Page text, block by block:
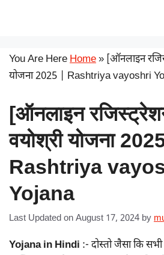
You Are HereHome» [ऑनलाइन
योजना 2025 | Rashtriya vayoshri
[ऑनलाइन
वयोश्री योजना
Rashtriya
Yojana
Last Updated on August 17, 2024 by
Yojana in Hindi :- दोस्तो जैसा कि